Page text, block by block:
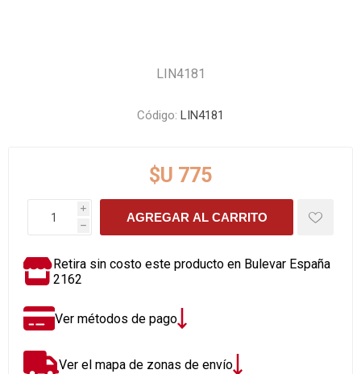
LIN4181
Código: LIN4181
$U 775
i
h
AGREGAR AL CARRITO
Retira sin costo este producto en Bulevar España
2162
Ver métodos de pago
Ver el mapa de zonas de envío